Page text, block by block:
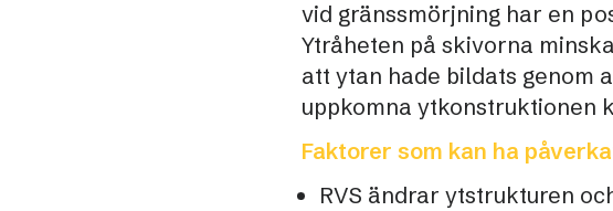
vid gränssmörjning har en
Ytråheten på skivorna
att ytan hade bildats genom
uppkomna ytkonstruktionen
Faktorer som kan ha
RVS ändrar ytstrukturen